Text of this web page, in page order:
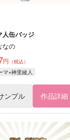
人缶バッジ
なの
円 （税込）
マ×神里綾人
ンプル 作品詳細